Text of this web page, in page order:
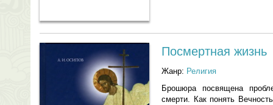
Посмертная жизнь
Жанр: Религия
Брошюра посвящена
смерти. Как понять